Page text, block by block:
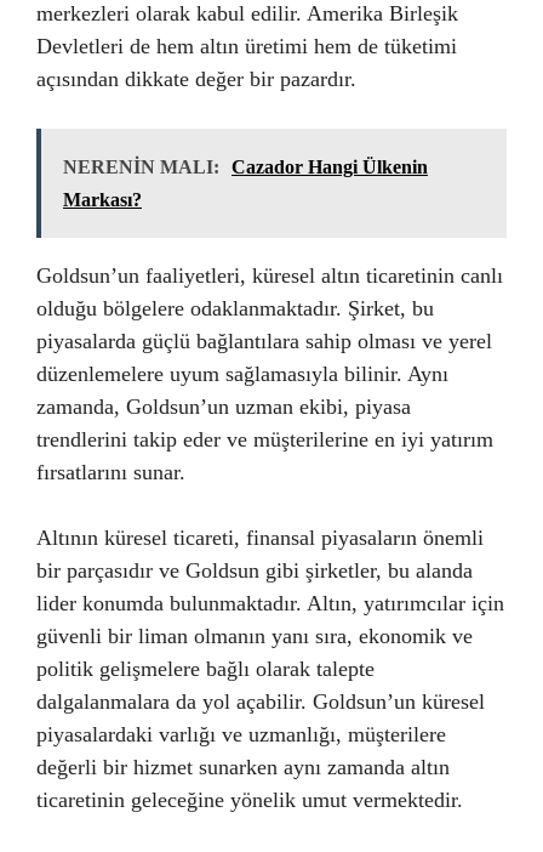
merkezleri olarak kabul edilir. Amerika Birleşik
Devletleri de hem altın üretimi hem de tüketimi
açısından dikkate değer bir pazardır.
NERENİN MALI:
Cazador Hangi Ülkenin
Markası?
Goldsun’un faaliyetleri, küresel altın ticaretinin canlı
olduğu bölgelere odaklanmaktadır. Şirket, bu
piyasalarda güçlü bağlantılara sahip olması ve yerel
düzenlemelere uyum sağlamasıyla bilinir. Aynı
zamanda, Goldsun’un uzman ekibi, piyasa
trendlerini takip eder ve müşterilerine en iyi yatırım
fırsatlarını sunar.
Altının küresel ticareti, finansal piyasaların önemli
bir parçasıdır ve Goldsun gibi şirketler, bu alanda
lider konumda bulunmaktadır. Altın, yatırımcılar için
güvenli bir liman olmanın yanı sıra, ekonomik ve
politik gelişmelere bağlı olarak talepte
dalgalanmalara da yol açabilir. Goldsun’un küresel
piyasalardaki varlığı ve uzmanlığı, müşterilere
değerli bir hizmet sunarken aynı zamanda altın
ticaretinin geleceğine yönelik umut vermektedir.